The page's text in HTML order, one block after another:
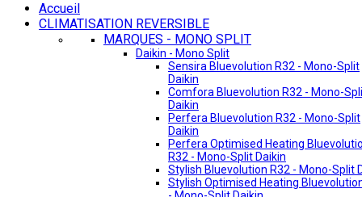
Accueil
CLIMATISATION REVERSIBLE
MARQUES - MONO SPLIT
Daikin - Mono Split
Sensira Bluevolution R32 - Mono-Split
Daikin
Comfora Bluevolution R32 - Mono-
Daikin
Perfera Bluevolution R32 - Mono-Split
Daikin
Perfera Optimised Heating
R32 - Mono-Split Daikin
Stylish Bluevolution R32 - Mono-Split
Stylish Optimised Heating